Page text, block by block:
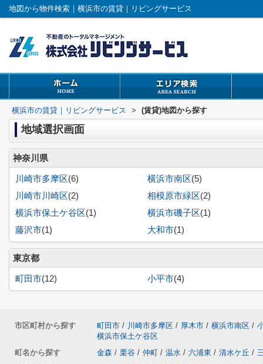
地図から物件検索｜横浜市の賃貸｜リビングサービス
横浜市の賃貸｜リビングサービス > (賃貸)地図から探す
地域選択画面
神奈川県
川崎市多摩区(6) 横浜市南区(5)
川崎市川崎区(2) 相模原市緑区(2)
横浜市保土ケ谷区(1) 横浜市磯子区(1)
藤沢市(1) 大和市(1)
東京都
町田市(12) 小平市(4)
市区町村から探す 町田市 / 川崎市多摩区 / 厚木市 / 横浜市南区 /
横浜市保土ケ谷区
町名から探す
金森 / 栗谷 / 仲町 / 温水 / 六浦東 / 清水ケ丘 /